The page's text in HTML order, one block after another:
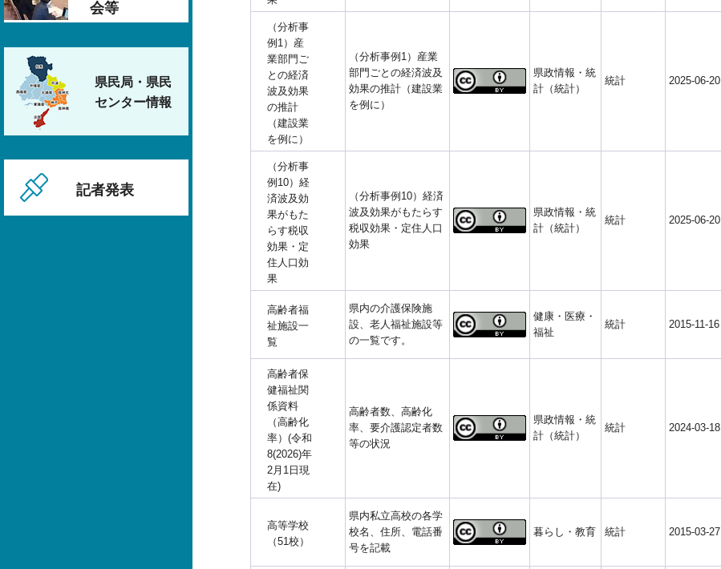
会等
県民局・県民
センター情報
記者発表
（分析事
例1）産
業部門ご
との経済
波及効果
の推計
（建設業
を例に）
（分析事例1）産業
部門ごとの経済波及
効果の推計（建設業
を例に）
県政情報・統
計（統計）
統計 2025-06-20
（分析事
例10）経
済波及効
果がもた
らす税収
効果・定
住人口効
果
（分析事例10）経済
波及効果がもたらす
税収効果・定住人口
効果
県政情報・統
計（統計）
統計 2025-06-20
高齢者福
祉施設一
覧
県内の介護保険施
設、老人福祉施設等
の一覧です。
健康・医療・
福祉
統計 2015-11-16
高齢者保
健福祉関
係資料
（高齢化
率）(令和
8(2026)年
2月1日現
在)
高齢者数、高齢化
率、要介護認定者数
等の状況
県政情報・統
計（統計）
統計 2024-03-18
高等学校
（51校）
県内私立高校の各学
校名、住所、電話番
号を記載
暮らし・教育 統計 2015-03-27